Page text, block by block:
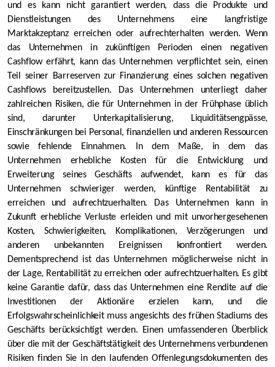
und es kann nicht garantiert werden, dass die Produkte und
Dienstleistungen des Unternehmens eine langfristige
Marktakzeptanz erreichen oder aufrechterhalten werden. Wenn
das Unternehmen in zukünftigen Perioden einen negativen
Cashflow erfährt, kann das Unternehmen verpflichtet sein, einen
Teil seiner Barreserven zur Finanzierung eines solchen negativen
Cashflows bereitzustellen. Das Unternehmen unterliegt daher
zahlreichen Risiken, die für Unternehmen in der Frühphase üblich
sind, darunter Unterkapitalisierung, Liquiditätsengpässe,
Einschränkungen bei Personal, finanziellen und anderen Ressourcen
sowie fehlende Einnahmen. In dem Maße, in dem das
Unternehmen erhebliche Kosten für die Entwicklung und
Erweiterung seines Geschäfts aufwendet, kann es für das
Unternehmen schwieriger werden, künftige Rentabilität zu
erreichen und aufrechtzuerhalten. Das Unternehmen kann in
Zukunft erhebliche Verluste erleiden und mit unvorhergesehenen
Kosten, Schwierigkeiten, Komplikationen, Verzögerungen und
anderen unbekannten Ereignissen konfrontiert werden.
Dementsprechend ist das Unternehmen möglicherweise nicht in
der Lage, Rentabilität zu erreichen oder aufrechtzuerhalten. Es gibt
keine Garantie dafür, dass das Unternehmen eine Rendite auf die
Investitionen der Aktionäre erzielen kann, und die
Erfolgswahrscheinlichkeit muss angesichts des frühen Stadiums des
Geschäfts berücksichtigt werden. Einen umfassenderen Überblick
über die mit der Geschäftstätigkeit des Unternehmens verbundenen
Risiken finden Sie in den laufenden Offenlegungsdokumenten des